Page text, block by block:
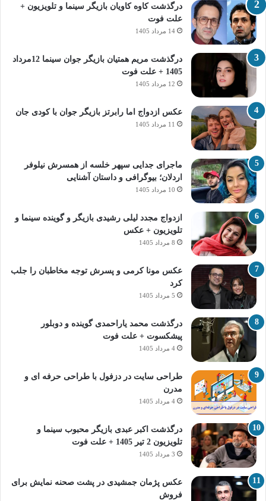
درگذشت کاوه کاویان بازیگر سینما و تلویزیون +
علت فوت
14 مرداد 1405
درگذشت مریم همتیان بازیگر جوان سینما 12مرداد
1405 + علت فوت
12 مرداد 1405
عکس ازدواج اما رابرتز بازیگر جوان با کودی جان
11 مرداد 1405
ماجرای جدایی سپهر خلسه از همسرش نیلوفر
اردلان؛ بیوگرافی و داستان آشنایی
10 مرداد 1405
ازدواج مجدد لیلی رشیدی بازیگر و گوینده سینما و
تلویزیون + عکس
8 مرداد 1405
عکس مونا کرمی و پسرش توجه مخاطبان را جلب
کرد
5 مرداد 1405
درگذشت محمد یاراحمدی گوینده و دوبلور
پیشکسوت + علت فوت
4 مرداد 1405
طراحی سایت در دزفول با طراحی حرفه‌ ای و
مدرن
4 مرداد 1405
درگذشت اکبر عبدی بازیگر محبوب سینما و
تلویزیون 2 تیر 1405 + علت فوت
3 مرداد 1405
عکس پژمان جمشیدی در پشت صحنه نمایش برای
فروش